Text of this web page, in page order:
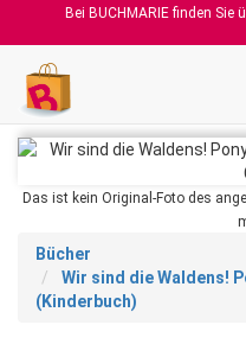
Bei BUCHMARIE finden Sie
Das ist kein Original-Foto des
Bücher
Wir sind die Waldens!
(Kinderbuch)